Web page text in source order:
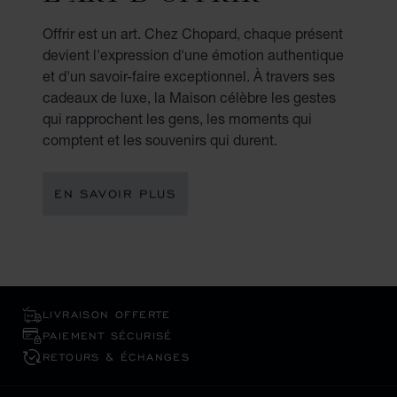
Offrir est un art. Chez Chopard, chaque présent
devient l'expression d'une émotion authentique
et d'un savoir-faire exceptionnel. À travers ses
cadeaux de luxe, la Maison célèbre les gestes
qui rapprochent les gens, les moments qui
comptent et les souvenirs qui durent.
EN SAVOIR PLUS
LIVRAISON OFFERTE
PAIEMENT SÉCURISÉ
RETOURS & ÉCHANGES